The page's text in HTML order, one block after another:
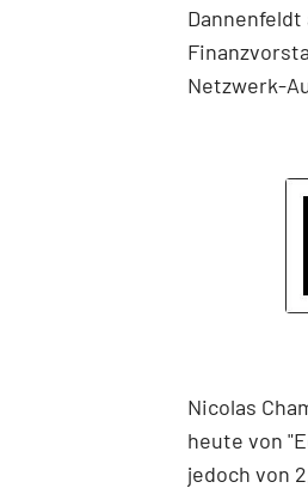
Netzwerk-
Nicolas
heute von
jedoch von